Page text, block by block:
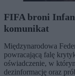
FIFA broni
komunikat
Międzynarodowa
powracającą falę
oświadczenie, w
dezinformację oraz